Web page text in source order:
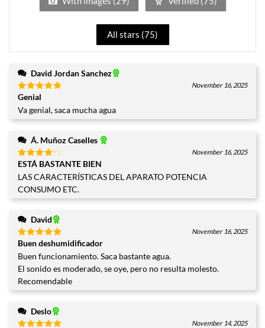
All stars (75)
David Jordan Sanchez
Valorado
con
de
5
November 16, 2025
Genial
Va genial, saca mucha agua
Á. Muñoz Caselles
Valorado
con4
de 5
November 16, 2025
ESTÁ BASTANTE BIEN
LAS CARACTERÍSTICAS DEL APARATO POTENCIA
CONSUMO ETC.
David
Valorado
con
5de
5
November 16, 2025
Buen deshumidificador
Buen funcionamiento. Saca bastante agua.
El sonido es moderado, se oye, pero no resulta molesto.
Recomendable
Deslo
November 14, 2025